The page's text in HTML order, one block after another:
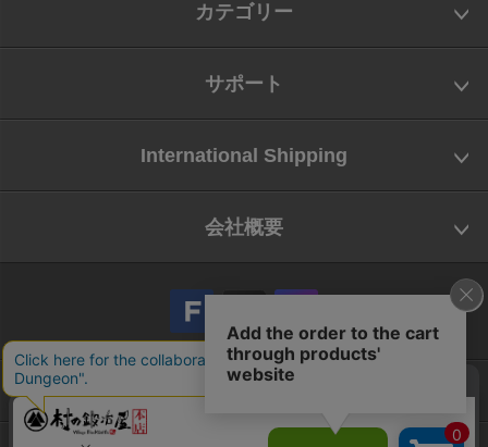
カテゴリー
サポート
International Shipping
会社概要
会社概要